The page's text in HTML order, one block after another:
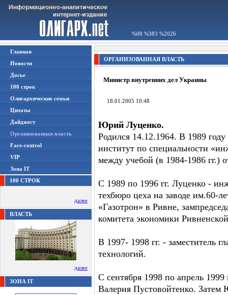
%08 %383 %2026
Главная
Новости
Досье
100 строк
Олигархические семьи
Цитаты
Дайджест
Организованная власть
Face-control
VIP
Зона IT
100 СТРОК
далее
ВЛАСТЬ
далее
ЗОНА IT
ОРГАНИЗОВАННАЯ ВЛАСТЬ
Министр внутренних дел Украины
18.01.2005 10:48
Юрий Луценко.
Родился 14.12.1964. В 1989
институт по специальности
между учебой (в 1984-1986 гг.)
С 1989 по 1996 гг. Луценко -
техбюро цеха на заводе им.60-
«Газотрон» в Ривне,
комитета экономики
В 1997- 1998 гг. - заместитель
технологий.
С сентября 1998 по апрель
Валерия Пустовойтенко.